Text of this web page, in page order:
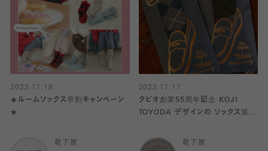
2023.11.18
★ルームソックス早割キャンペーン
★
靴下屋
2023.11.17
タビオ創業55周年記念 KOJI
TOYODA デザインの ソックス第三
靴下屋